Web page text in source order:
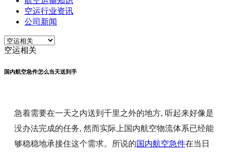
空运行业资讯
公司新闻
空运相关
国内航空急件怎么当天送到手
急着需要在一天之内送到千里之外的地方, 听起来好像是
没办法完成的任务, 然而实际上国内航空物流体系已经能
够稳稳地承接住这个需求。所说的国内航空急件在当日